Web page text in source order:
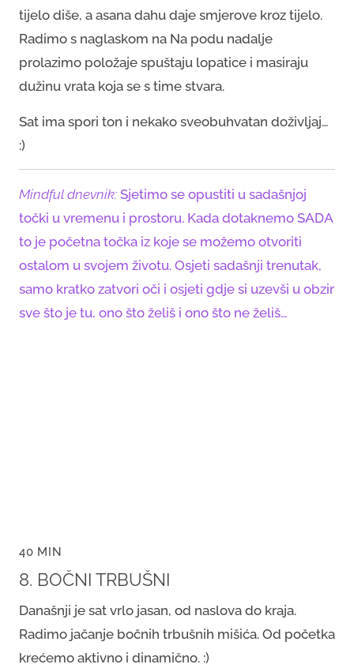
tijelo diše, a asana dahu daje smjerove kroz tijelo.
Radimo s naglaskom na Na podu nadalje
prolazimo položaje spuštaju lopatice i masiraju
dužinu vrata koja se s time stvara.
Sat ima spori ton i nekako sveobuhvatan doživljaj…
:)
Mindful dnevnik: Sjetimo se opustiti u sadašnjoj
točki u vremenu i prostoru. Kada dotaknemo SADA
to je početna točka iz koje se možemo otvoriti
ostalom u svojem životu. Osjeti sadašnji trenutak,
samo kratko zatvori oči i osjeti gdje si uzevši u obzir
sve što je tu, ono što želiš i ono što ne želiš…
40 MIN
8. BOČNI TRBUŠNI
Današnji je sat vrlo jasan, od naslova do kraja.
Radimo jačanje bočnih trbušnih mišića. Od početka
krećemo aktivno i dinamično. :)